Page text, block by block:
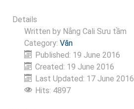
Details
Written by Nắng Cali Sưu tầm
Category: Văn
Published: 19 June 2016
Created: 19 June 2016
Last Updated: 17 June 2016
Hits: 4897